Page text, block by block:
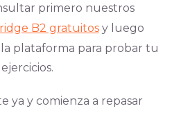
primero nuestros
B2 gratuitosy luego
plataforma para probar tu
ya y comienza a repasar